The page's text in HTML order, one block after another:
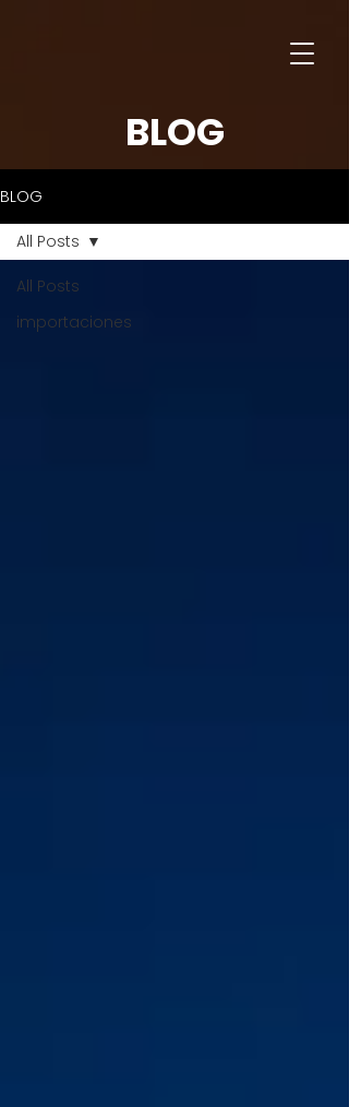
BLOG
BLOG
All Posts
importaciones
All Posts